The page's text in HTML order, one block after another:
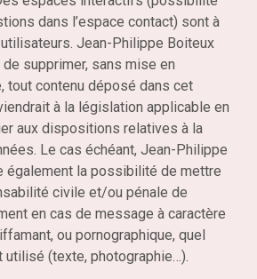
dans l’espace contact) sont à
Jean-Philippe Boiteux
supprimer, sans mise en
tout contenu déposé dans cet
à la législation applicable en
aux dispositions relatives à la
Le cas échéant, Jean-Philippe
également la possibilité de mettre
civile et/ou pénale de
en cas de message à caractère
ou pornographique, quel
(texte, photographie…).